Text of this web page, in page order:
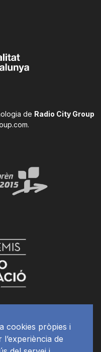
de Radio City Group
.
cookies pròpies i
de